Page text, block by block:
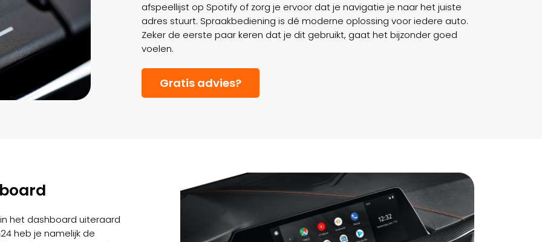
afspeellijst op Spotify of zorg je ervoor dat je navigatie je naar het juiste
adres stuurt. Spraakbediening is dé moderne oplossing voor iedere auto.
Zeker de eerste paar keren dat je dit gebruikt, gaat het bijzonder goed
voelen.
Gratis advies?
het dashboard uiteraard
heb je namelijk de